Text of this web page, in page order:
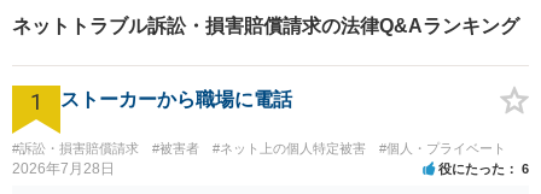
ネットトラブル訴訟・損害賠償請求の法律Q&Aランキング
1 ストーカーから職場に電話
#訴訟・損害賠償請求 #被害者 #ネット上の個人特定被害 #個人・プライベート
2026年7月28日 役にたった 6